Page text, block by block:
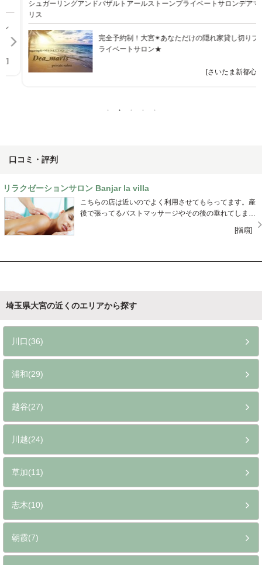
シュガーリングアンドバザルトアールストーンプライベートサロンデアマ
リス
完全予約制！大宮✴︎あなただけの隠れ家貸し切りプ
ライベートサロン★
[さいたま新都心]
口コミ・評判
リラクゼーションサロン Banjar la villa
こちらの店は近いのでよく利用させてもらってます。産
後で張ってるバストマッサージやその後の垂れてしまっ
んが、長く通うと効果が実感できます。店主の方がとて
[指扇]
埼玉県大宮の近くのエリアから探す
川口(36)
浦和(29)
越谷(27)
川越(24)
草加(11)
志木(10)
朝霞(7)